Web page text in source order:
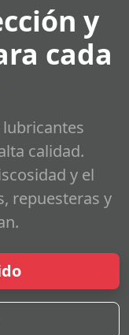
y
cada
calidad.
y el
repuesteras y